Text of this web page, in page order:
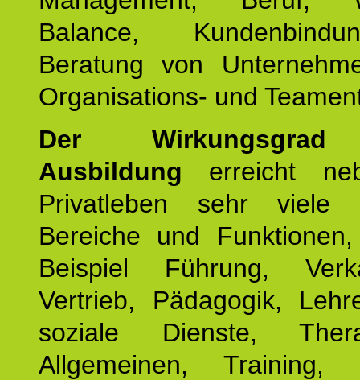
Balance,
Beratung von
Organisations- und
Der
Ausbildung erreicht
Privatleben sehr viele
Bereiche und
Beispiel Führung,
Vertrieb, Pädagogik,
soziale Dienste,
Allgemeinen, Training,